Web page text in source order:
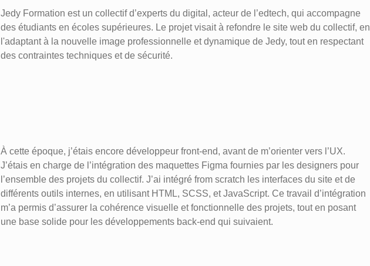
Jedy Formation est un collectif d’experts du digital, acteur de l’edtech, qui accompagne
des étudiants en écoles supérieures. Le projet visait à refondre le site web du collectif, en
l'adaptant à la nouvelle image professionnelle et dynamique de Jedy, tout en respectant
des contraintes techniques et de sécurité.
À cette époque, j’étais encore développeur front-end, avant de m’orienter vers l’UX.
J’étais en charge de l’intégration des maquettes Figma fournies par les designers pour
l’ensemble des projets du collectif. J’ai intégré from scratch les interfaces du site et de
différents outils internes, en utilisant HTML, SCSS, et JavaScript. Ce travail d’intégration
m’a permis d’assurer la cohérence visuelle et fonctionnelle des projets, tout en posant
une base solide pour les développements back-end qui suivaient.